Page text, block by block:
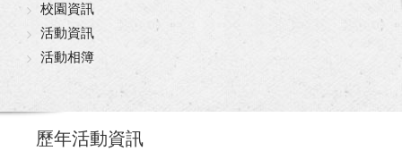
校園資訊
活動資訊
活動相簿
歷年活動資訊